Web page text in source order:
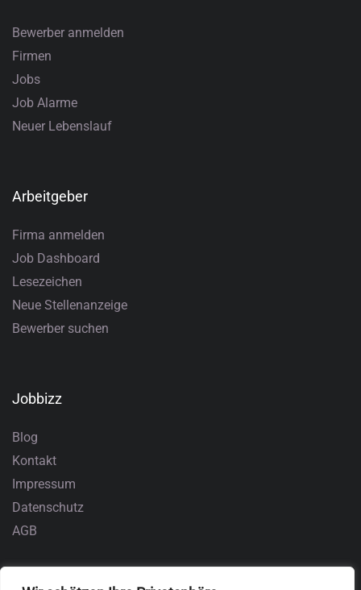
Bewerber anmelden
Firmen
Jobs
Job Alarme
Neuer Lebenslauf
Arbeitgeber
Firma anmelden
Job Dashboard
Lesezeichen
Neue Stellenanzeige
Bewerber suchen
Jobbizz
Blog
Kontakt
Impressum
Datenschutz
AGB